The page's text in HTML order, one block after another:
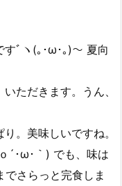
すﾞヽ(｡･ω･｡)～ 夏向
ただきます。うん、
。美味しいですね。
´･ω･｀) でも、味は
さらっと完食しま